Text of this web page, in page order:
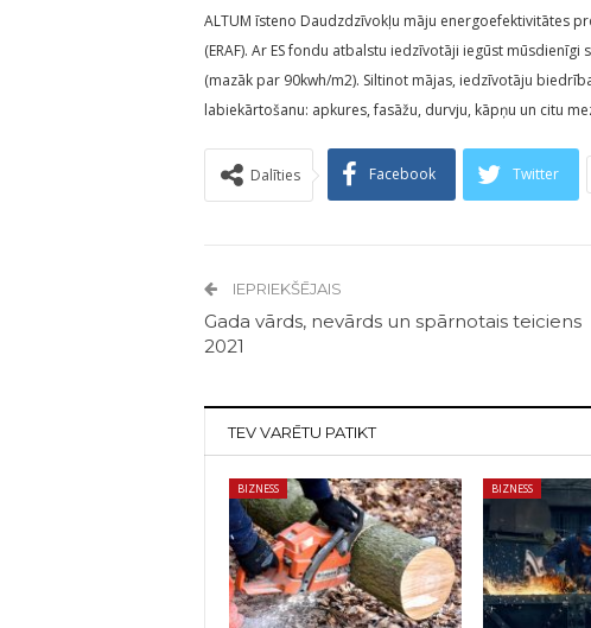
ALTUM īsteno Daudzdzīvokļu māju energoefektivitātes
(ERAF). Ar ES fondu atbalstu iedzīvotāji iegūst
(mazāk par 90kwh/m2). Siltinot mājas, iedzīvotāju
labiekārtošanu: apkures, fasāžu, durvju, kāpņu un citu
Dalīties Facebook Twitter
IEPRIEKŠĒJAIS
Gada vārds, nevārds un spārnotais teiciens
2021
TEV VARĒTU PATIKT
BIZNESS BIZNESS